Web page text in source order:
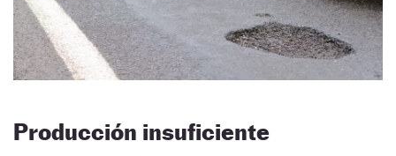
Producción insuficiente